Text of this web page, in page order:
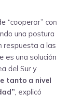
“cooperar” con
una postura
respuesta a las
es una solución
del Sur y
tanto a nivel
, explicó